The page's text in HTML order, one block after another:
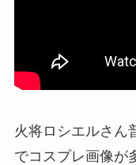
火将ロシエルさん
でコスプレ画像が